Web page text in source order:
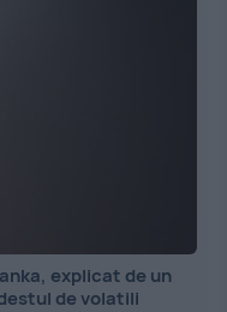
explicat de un
de volatili